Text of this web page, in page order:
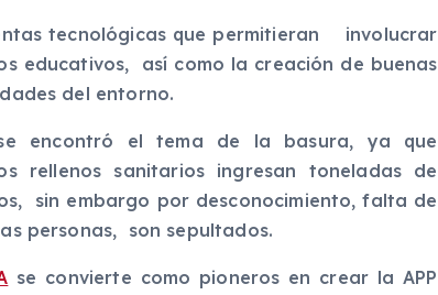
tecnológicas que permitieran involucrar
educativos, así como la creación de buenas
del entorno.
encontró el tema de la basura, ya que
rellenos sanitarios ingresan toneladas de
sin embargo por desconocimiento, falta de
personas, son sepultados.
se convierte como pioneros en crear la APP